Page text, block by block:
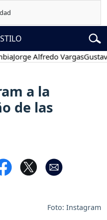
Alfredo VargasGustavo
a la
de las
Foto: Instagram